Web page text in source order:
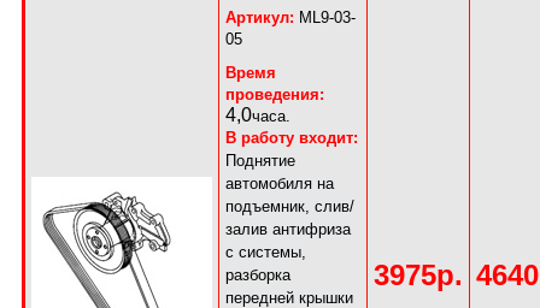
Артикул: ML9-03-
05
Время
проведения:
4,0часа.
В работу входит:
Поднятие
автомобиля на
подъемник, слив/
залив антифриза
с системы,
разборка
передней крышки
3975р.